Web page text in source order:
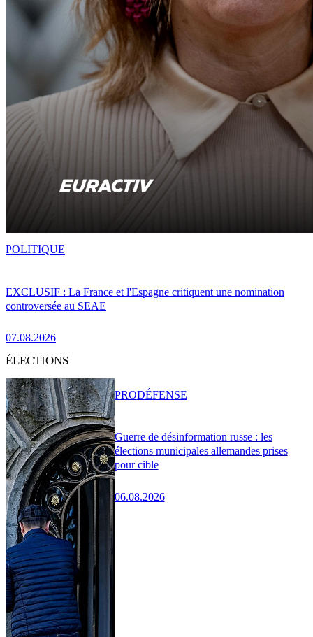
EXCLUSIF : La France et l'Espagne critiquent une nomination
controversée au SEAE
07.08.2026
POLITIQUE
ÉLECTIONS
Guerre de désinformation russe : les
élections municipales allemandes prises
pour cible
06.08.2026
PRODÉFENSE